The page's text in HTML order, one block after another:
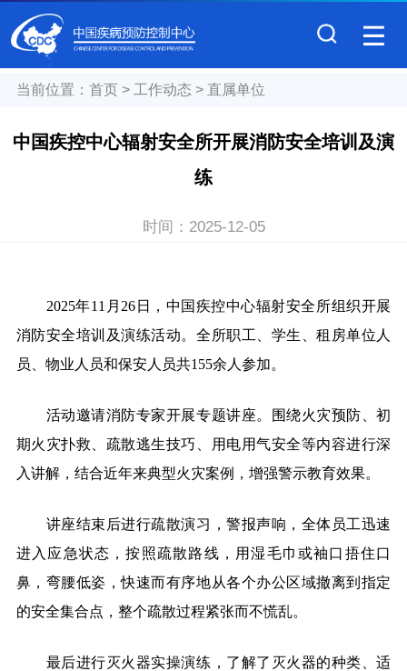
当前位置： 首页> 工作动态 > 直属单位
中国疾控中心辐射安全所开展消防安全培训及演
练
时间： 2025-12-05
2025年11月26日，中国疾控中心辐射安全所组织开展
消防安全培训及演练活动。全所职工、学生、租房单位人
员、物业人员和保安人员共155余人参加。
活动邀请消防专家开展专题讲座。围绕火灾预防、初
期火灾扑救、疏散逃生技巧、用电用气安全等内容进行深
入讲解，结合近年来典型火灾案例，增强警示教育效果。
讲座结束后进行疏散演习，警报声响，全体员工迅速
进入应急状态，按照疏散路线，用湿毛巾或袖口捂住口
鼻，弯腰低姿，快速而有序地从各个办公区域撤离到指定
的安全集合点，整个疏散过程紧张而不慌乱。
最后进行灭火器实操演练，了解了灭火器的种类、适